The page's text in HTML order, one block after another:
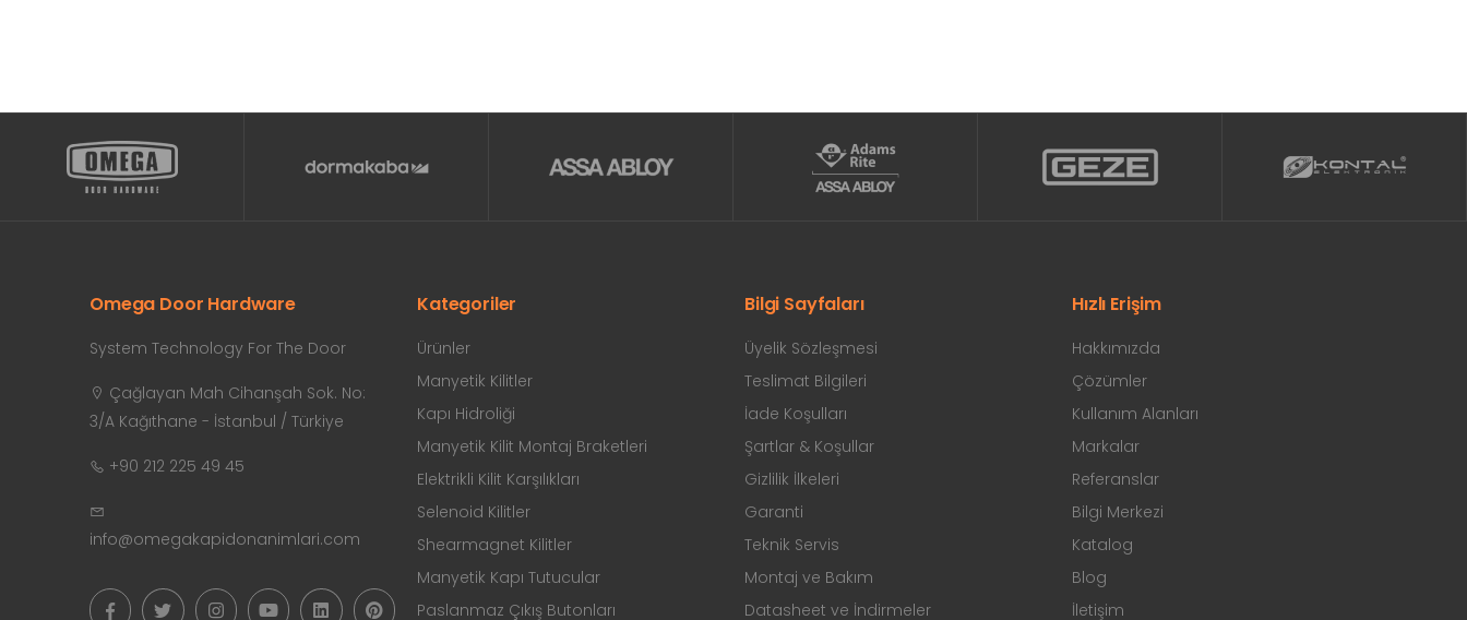
Omega Door Hardware
System Technology For The Door
Çağlayan Mah Cihanşah Sok. No:
3/A Kağıthane - İstanbul / Türkiye
+90 212 225 49 45
info@omegakapidonanimlari.com
Kategoriler
Ürünler
Manyetik Kilitler
Kapı Hidroliği
Manyetik Kilit Montaj Braketleri
Elektrikli Kilit Karşılıkları
Selenoid Kilitler
Shearmagnet Kilitler
Manyetik Kapı Tutucular
Paslanmaz Çıkış Butonları
Bilgi Sayfaları
Üyelik Sözleşmesi
Teslimat Bilgileri
İade Koşulları
Şartlar & Koşullar
Gizlilik İlkeleri
Garanti
Teknik Servis
Montaj ve Bakım
Datasheet ve İndirmeler
Hızlı Erişim
Hakkımızda
Çözümler
Kullanım Alanları
Markalar
Referanslar
Bilgi Merkezi
Katalog
Blog
İletişim